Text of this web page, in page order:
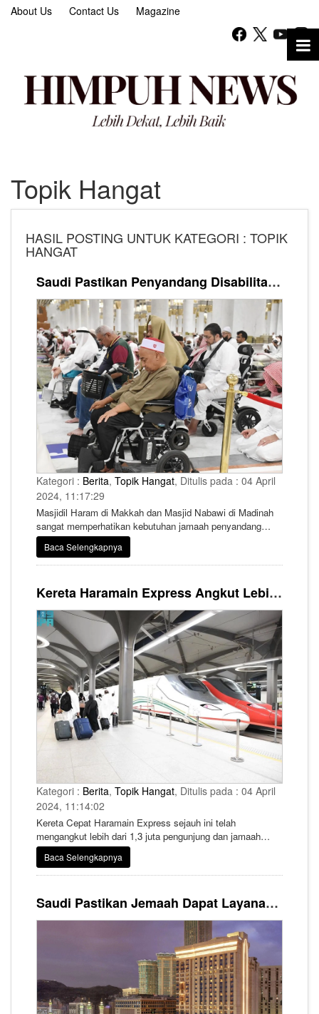
About Us Contact Us Magazine
Topik Hangat
HASIL POSTING UNTUK KATEGORI : TOPIK
HANGAT
Saudi Pastikan Penyandang Disabilitas dapat Layanan Prioritas di Dua Masjid Suci
Kategori : Berita, Topik Hangat, Ditulis pada : 04 April
2024, 11:17:29
Masjidil Haram di Makkah dan Masjid Nabawi di Madinah
sangat memperhatikan kebutuhan jamaah penyandang
disabilitas, memastikan semua jamaah menikmati
pengalaman yang tak terlupakan.
Baca Selengkapnya
Kereta Haramain Express Angkut Lebih dari 1,3 juta Jemaah Umrah Selama Ramadhan
Kategori : Berita, Topik Hangat, Ditulis pada : 04 April
2024, 11:14:02
Kereta Cepat Haramain Express sejauh ini telah
mengangkut lebih dari 1,3 juta pengunjung dan jamaah
umrah selama Ramadhan, menyediakan perjalanan
sepanjang waktu antara Madinah dan Makkah.
Baca Selengkapnya
Saudi Pastikan Jemaah Dapat Layanan Hotel Terbaik di Makkah dan Madinah Selama Ramadhan